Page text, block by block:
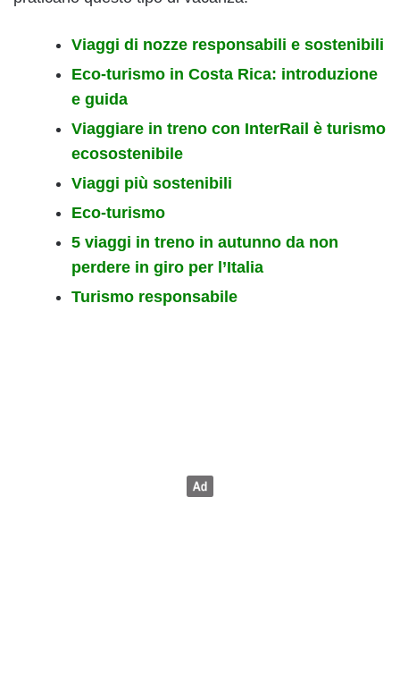
Viaggi di nozze responsabili e sostenibili
Eco-turismo in Costa Rica: introduzione
e guida
Viaggiare in treno con InterRail è turismo
ecosostenibile
Viaggi più sostenibili
Eco-turismo
5 viaggi in treno in autunno da non
perdere in giro per l’Italia
Turismo responsabile